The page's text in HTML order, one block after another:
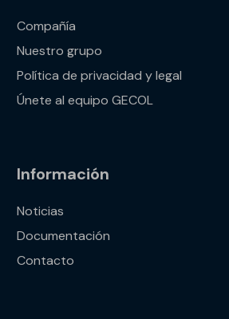
Compañía
Nuestro grupo
Política de privacidad y legal
Únete al equipo GECOL
Información
Noticias
Documentación
Contacto